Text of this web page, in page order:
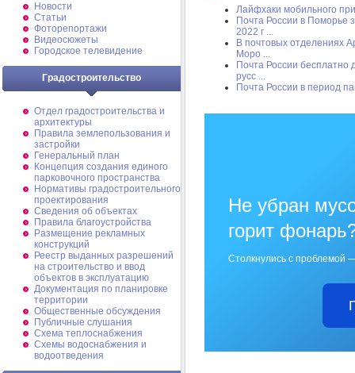
Новости
Статьи
Фоторепортажи
Видеосюжеты
Городское телевидение
Градостроительство
Отдел градостроительства и
архитектуры
Правила землепользования и
застройки
Генеральный план
Концепция создания единого
парковочного пространства
Нормативы градостроительного
проектирования
Сведения об объектах
Правила благоустройства
Размещение рекламных
конструкций
Реестр выданных разрешений
на строительство и ввод
объектов в эксплуатацию
Документация по планировке
территории
Общественные обсуждения
Публичные слушания
Схема теплоснабжения
Схемы водоснабжения и
водоотведения
Лайфхаки мобильного
Почта России в Поморье
2022 г ...
В почтовых отделениях
Моро ...
Почта России бесплатно
русс ...
Почта России в период
Не убран
горит
Столкнулись с проблемой